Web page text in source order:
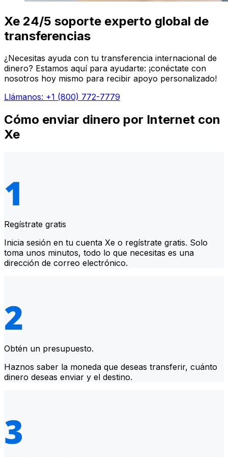
Xe 24/5 soporte experto global de
transferencias
¿Necesitas ayuda con tu transferencia internacional de
dinero? Estamos aquí para ayudarte: ¡conéctate con
nosotros hoy mismo para recibir apoyo personalizado!
Llámanos: +1 (800) 772-7779
Cómo enviar dinero por Internet con
Xe
Regístrate gratis
Inicia sesión en tu cuenta Xe o regístrate gratis. Solo
toma unos minutos, todo lo que necesitas es una
dirección de correo electrónico.
Obtén un presupuesto.
Haznos saber la moneda que deseas transferir, cuánto
dinero deseas enviar y el destino.